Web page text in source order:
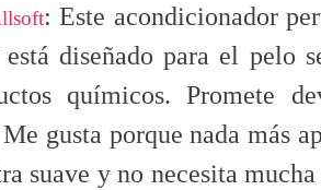
: Este acondicionador
diseñado para el pelo
químicos. Promete
gusta porque nada más
suave y no necesita